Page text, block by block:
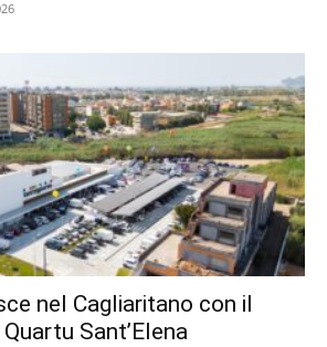
nel Cagliaritano con il
Sant’Elena